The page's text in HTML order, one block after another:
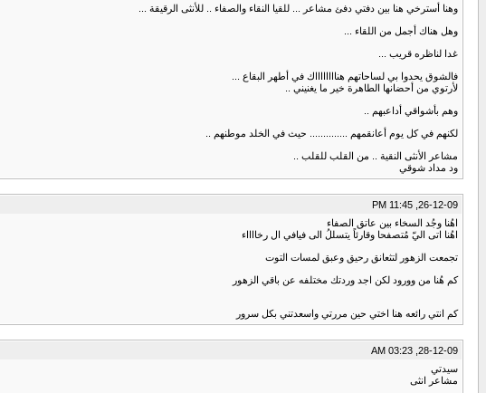
وهنا أسترخي هنا بين دفتي دفئ مشاعر ... للقيا النقاء والصفاء .. للأنثى الرقيقة ...
وهل هناك أجمل من اللقاء ...
غدا لناظره قريب ...
فالشوق يحدوا بي لساحاتهم هنااااااااك في أطهر البقاع ...
لأرتوي من أحضانها الطاهرة خير ما يغنيني ..
وهم بأشواقي أداعبهم ..
لكنهم في كل يوم أعانقمهم .............. حيث في الخلد موطنهم ..
مشاعر الأنثى النقية .. من القلب للقلب ..
ود مداد شوقي
26-12-09, 11:45 PM
اهُنا وجُد السخاء بين عاتق الصفاء
اهُنا اتى اليّ مُتصفحا وقارئاً يتسللُ الى فيافي ال رخااااء
تجمعت الزهور لتثعانق رحيق وعبق لمسات التوت
كم هُنا من وورود لكن اجد وردتك مختلفه عن باقي الزهور
كم انتي رائعه هنا اختي حين مررتي واسعدتني بكل سرور
28-12-09, 03:23 AM
سيدتي
مشاعر انثى